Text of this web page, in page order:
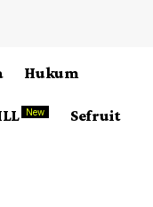
Hukum
New Sefruit